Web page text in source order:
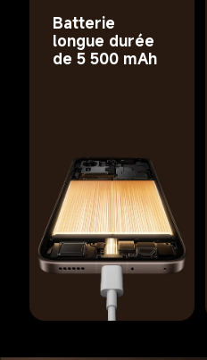
Batterie
longue durée
de 5 500 mAh